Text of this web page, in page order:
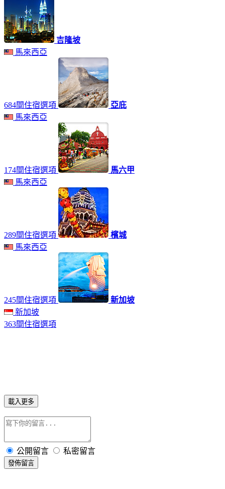
吉隆坡
馬來西亞
684間住宿選項
亞庇
馬來西亞
174間住宿選項
馬六甲
馬來西亞
289間住宿選項
檳城
馬來西亞
245間住宿選項
新加坡
新加坡
363間住宿選項
載入更多
公開留言 私密留言
發佈留言